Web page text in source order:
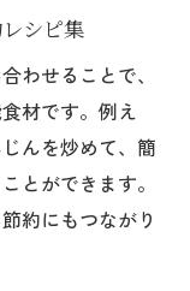
シピ集
わせることで、
材です。例え
んを炒めて、簡
とができます。
約にもつながり